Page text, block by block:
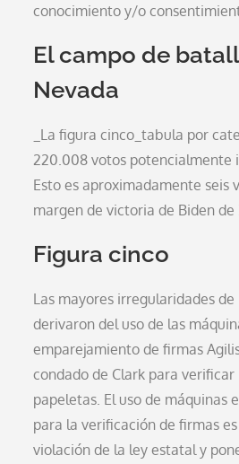
conocimiento y/o
El campo de
Nevada
_La figura cinco_tabula por
220.008 votos potencialmente
Esto es aproximadamente seis
margen de victoria de Biden de
Figura cinco
Las mayores irregularidades de
derivaron del uso de las
emparejamiento de firmas
condado de Clark para verificar
papeletas. El uso de máquinas
para la verificación de firmas
violación de la ley estatal y